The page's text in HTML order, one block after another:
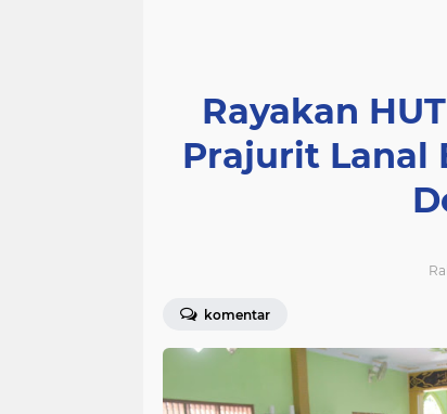
Rayakan
Prajurit Lanal
komentar